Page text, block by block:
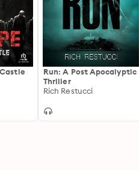
Run: A Post Apocalyptic
Thriller
Rich Restucci